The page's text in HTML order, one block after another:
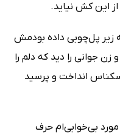
این کش نیاید.
که زیر پل‌چوبی داده بودمش
جوانی را دید که دلم را
انداخت و پرسید
بی‌خوابی‌ام حرف